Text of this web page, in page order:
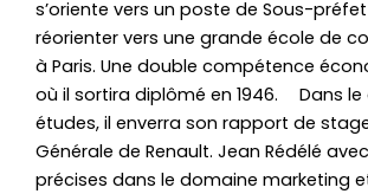
s’oriente vers un poste de Sous-
réorienter vers une grande école de
à Paris. Une double compétence
où il sortira diplômé en 1946. Dans le
études, il enverra son rapport de
Générale de Renault. Jean Rédélé
précises dans le domaine marketing